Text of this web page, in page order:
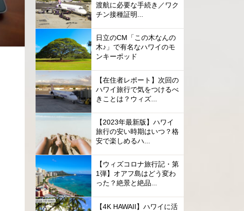
渡航に必要な手続き／ワク
チン接種証明...
日立のCM「この木なんの
木♪」で有名なハワイのモ
ンキーポッド
【在住者レポート】次回の
ハワイ旅行で気をつけるべ
きことは？ウィズ...
【2023年最新版】ハワイ
旅行の安い時期はいつ？格
安で楽しめるハ...
【ウィズコロナ旅行記・第
1弾】オアフ島はどう変わ
った？絶景と絶品...
【4K HAWAII】ハワイに活